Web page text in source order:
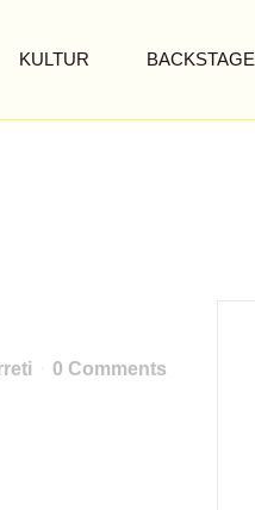
KULTUR BACKSTAGE
0 Comments